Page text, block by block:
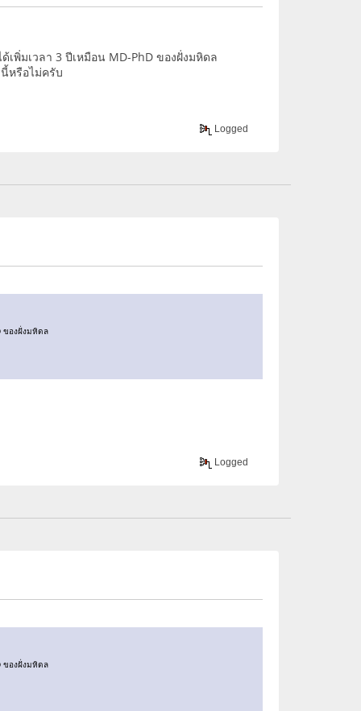
เพิ่มเวลา 3 ปีเหมือน MD-PhD ของฝั่งมหิดล
หรือไม่ครับ
Logged
ของฝั่งมหิดล
Logged
ของฝั่งมหิดล